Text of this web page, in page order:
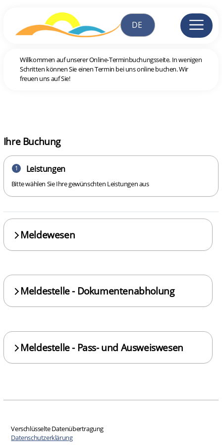
Willkommen auf unserer Online-Terminbuchungsseite. In wenigen
Schritten können Sie einen Termin bei uns online buchen. Wir
freuen uns auf Sie!
Meldewesen
Meldestelle - Dokumentenabholung
Meldestelle - Pass- und Ausweiswesen
Ihre Buchung
1 Leistungen
Bitte wählen Sie Ihre gewünschten Leistungen aus
Verschlüsselte Datenübertragung
Datenschutzerklärung